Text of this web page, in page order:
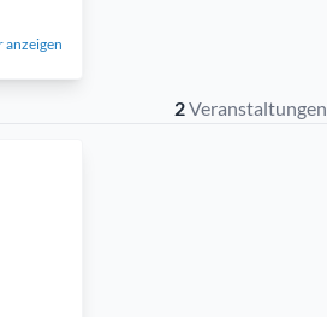
anzeigen
2Veranstaltungen